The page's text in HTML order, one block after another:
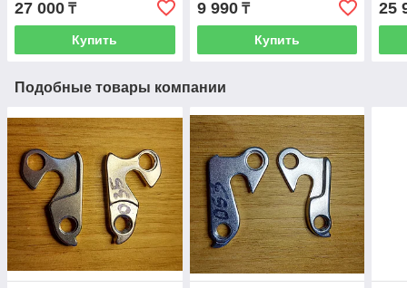
27 000 ₸
Купить
Рассрочка
9 990₸
Купить
25
Подобные товары компании